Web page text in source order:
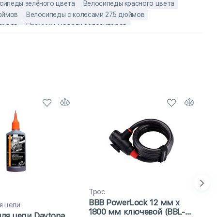
зелёного цвета
Велосипеды красного цвета
Велосипеды с колесами 27.5 дюймов
Премиум-модели велосипедов
цепи
Трос
BBB PowerLock 12 мм x
1800 мм ключевой (BBL-